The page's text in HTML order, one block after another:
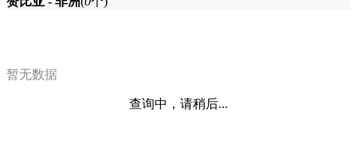
暂无数据
查询中，请稍后...